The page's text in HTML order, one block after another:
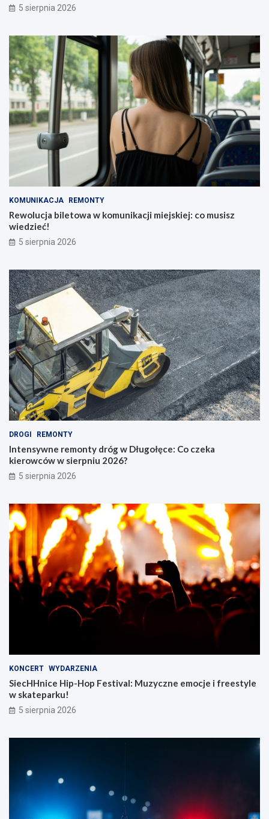
5 sierpnia 2026
KOMUNIKACJA REMONTY
Rewolucja biletowa w komunikacji miejskiej: co musisz
wiedzieć!
5 sierpnia 2026
DROGI REMONTY
Intensywne remonty dróg w Długołęce: Co czeka
kierowców w sierpniu 2026?
5 sierpnia 2026
KONCERT WYDARZENIA
SiecHHnice Hip-Hop Festival: Muzyczne emocje i freestyle
w skateparku!
5 sierpnia 2026